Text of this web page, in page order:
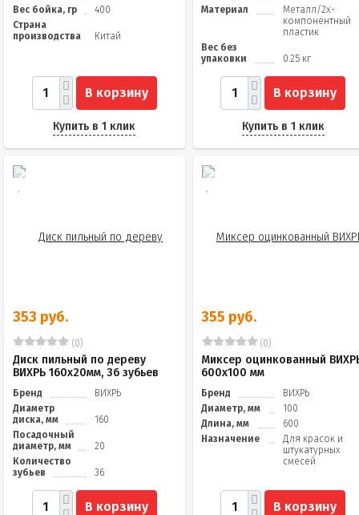
Вес бойка, гр
400
Страна
производства
Китай
В корзину
Купить в 1 клик
Материал
Металл/2х-
компонентный
пластик
Вес без
упаковки
0.25 кг
В корзину
Купить в 1 клик
353 руб.
(0)
Диск пильный по дереву
ВИХРЬ 160х20мм, 36 зубьев
Бренд
ВИХРЬ
Диаметр
диска, мм
160
Посадочный
диаметр, мм
20
Количество
зубьев
36
В корзину
355 руб.
(0)
Миксер оцинкованный
600х100 мм
Бренд
ВИХРЬ
Диаметр, мм
100
Длина, мм
600
Назначение
Для красок и
штукатурных
смесей
В корзину